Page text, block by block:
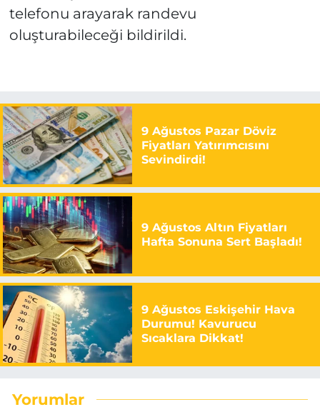
telefonu arayarak randevu
oluşturabileceği bildirildi.
9 Ağustos Pazar Döviz
Fiyatları Yatırımcısını
Sevindirdi!
9 Ağustos Altın Fiyatları
Hafta Sonuna Sert Başladı!
9 Ağustos Eskişehir Hava
Durumu! Kavurucu
Sıcaklara Dikkat!
Yorumlar